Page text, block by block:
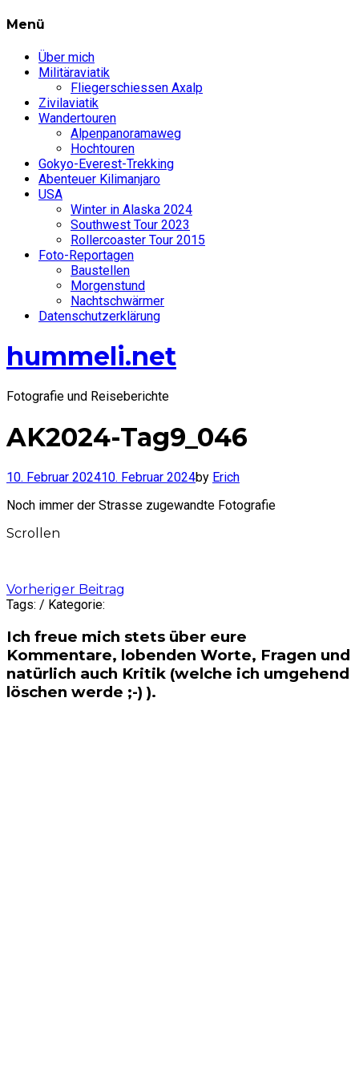
Menü
Über mich
Militäraviatik
Fliegerschiessen Axalp
Zivilaviatik
Wandertouren
Alpenpanoramaweg
Hochtouren
Gokyo-Everest-Trekking
Abenteuer Kilimanjaro
USA
Winter in Alaska 2024
Southwest Tour 2023
Rollercoaster Tour 2015
Foto-Reportagen
Baustellen
Morgenstund
Nachtschwärmer
Datenschutzerklärung
hummeli.net
Fotografie und Reiseberichte
AK2024-Tag9_046
10. Februar 202410. Februar 2024by Erich
Noch immer der Strasse zugewandte Fotografie
Scrollen
Post
navigation
Vorheriger Beitrag
Tags: / Kategorie:
Ich freue mich stets über eure
Kommentare, lobenden Worte, Fragen und
natürlich auch Kritik (welche ich umgehend
löschen werde ;-) ).